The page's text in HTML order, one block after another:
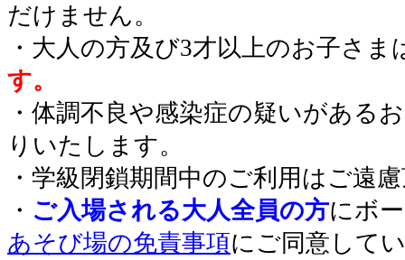
だけません。
・大人の方及び3才以上のお子さま
す。
・体調不良や感染症の疑いがある
りいたします。
・学級閉鎖期間中のご利用はご遠
・ ご入場される大人全員の方にボ
あそび場の免責事項にご同意して